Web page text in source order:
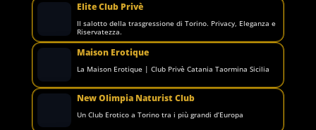
Elite Club Privè
Il salotto della trasgressione di Torino. Privacy, Eleganza e
Riservatezza.
Maison Erotique
La Maison Erotique | Club Privè Catania Taormina Sicilia
New Olimpia Naturist Club
Un Club Erotico a Torino tra i più grandi d’Europa